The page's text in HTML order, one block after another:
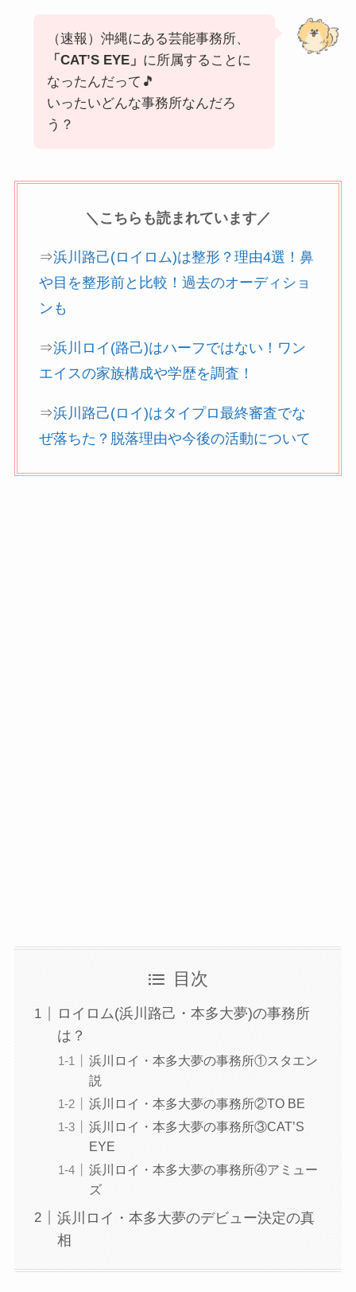
（速報）沖縄にある芸能事務所、
「CAT’S EYE」 に所属することに
なったんだって🎵
いったいどんな事務所なんだろ
う？
＼こちらも読まれています／
⇒浜川路己(ロイロム)は整形？理由4選！鼻
や目を整形前と比較！過去のオーディショ
ンも
⇒浜川ロイ(路己)はハーフではない！ワン
エイスの家族構成や学歴を調査！
⇒浜川路己(ロイ)はタイプロ最終審査でな
ぜ落ちた？脱落理由や今後の活動について
目次
ロイロム(浜川路己・本多大夢)の事務所
は？
浜川ロイ・本多大夢の事務所①スタエン
説
浜川ロイ・本多大夢の事務所②TO BE
浜川ロイ・本多大夢の事務所③CAT’S
EYE
浜川ロイ・本多大夢の事務所④アミュー
ズ
浜川ロイ・本多大夢のデビュー決定の真
相